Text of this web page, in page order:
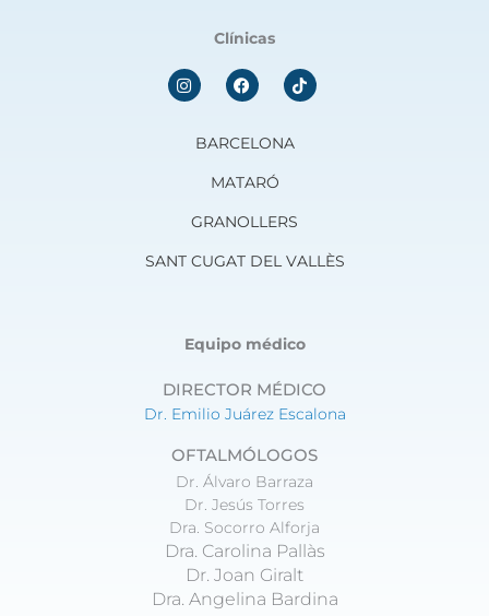
Clínicas
I
n
F
a
b
o
k
BARCELONA
MATARÓ
GRANOLLERS
SANT CUGAT DEL VALLÈS
Equipo médico
DIRECTOR MÉDICO
Dr. Emilio Juárez Escalona
OFTALMÓLOGOS
Dr. Álvaro Barraza
Dr. Jesús Torres
Dra. Socorro Alforja
Dra. Carolina Pallàs
Dr. Joan Giralt
Dra. Angelina Bardina